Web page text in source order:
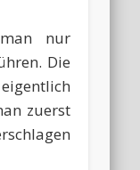
nur
Die
zuerst